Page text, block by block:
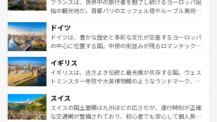
アートに溢れた街角から、地方では古代ローマ遺跡や中世
せる。地方によって風土や気候が異なるスペインはその個
性で訪れる人を魅了する。 なお、新着のスペイン情報は コ
ンテンツ一覧を参照してほしい。
フランスは、世界中の旅行者を魅了し続けるヨーロッパ屈
指の観光地だ。首都パリのエッフェル塔やルーブル美術館
で、幅広い魅力が詰まっている。華麗な宮殿、歴史的な大
聖堂、美しいビーチ、そして豊かな自然が、訪れる者を心
から魅了する。また、フランスは美食の国としても知ら
いる。シャンパンの発祥地であるランス、プロヴァンスの
香り高いラベンダー畑など、多彩な楽しみ方が可能だ。さ
らに、パリ以外の地域にも魅力が溢れており、どの街角に
れる地方に足を運ぶとそれぞれで全く異なる文化を体験で
きるだろう。 なお、新着のフランス情報はコンテンツ一覧
を参照してほしい。
ドイツ
ドイツは、豊かな歴史と多彩な文化が交差するヨーロッパ
の中心に位置する国。中世の街並みが残るロマンチック街
顔を持つこの国は、どこを歩いても飽きることがない。ベ
ルリンの文化的活気、バイエルン州のアルプスの絶景、そ
してライン川沿いのワイン畑といった風景は必見。ビール
は、お酒好きな人にはぜひ体験してほしい。 なお、新着の
ドイツ情報はコンテンツ一覧を参照してほしい。
イギリス
イギリスは、古きよき伝統と最先端が共存する国。ウェス
トミンスター寺院や大英博物館のようなランドマーク、歴
リアごとに異なる魅力がある。また、優雅なアフタヌーン
ティー、ビール好きにはたまらない英国パブ、サッカー観
戦など、本場だからこそできる体験も豊富。イギリスを旅
スイス
スイスの国土面積は九州ほどの広さだが、運行時刻が正確
な交通網が整備されており、初心者でも安心して個人旅行